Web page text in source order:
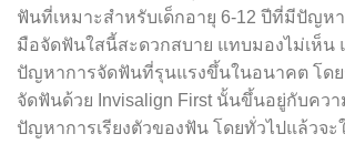
ฟันที่เหมาะสำหรับเด็กอายุ 6-12 ปีที่มีปัญห
มือจัดฟันใสนี้สะดวกสบาย แทบมองไม่เห็น
ปัญหาการจัดฟันที่รุนแรงขึ้นในอนาคต โดย
จัดฟันด้วย Invisalign First นั้นขึ้นอยู่กับคว
ปัญหาการเรียงตัวของฟัน โดยทั่วไปแล้วจ